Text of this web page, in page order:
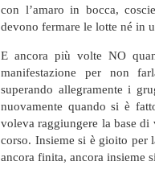
con l’amaro in bocca,
devono fermare le lotte né in
E ancora più volte NO
manifestazione per non
superando allegramente i
nuovamente quando si è
voleva raggiungere la base di
corso. Insieme si è gioito per
ancora finita, ancora insieme